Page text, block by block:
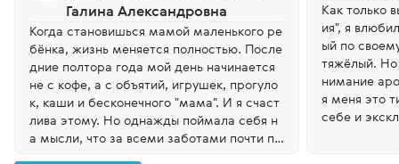
Галина Александровна
Когда становишься мамой маленького ре
бёнка, жизнь меняется полностью. После
дние полтора года мой день начинается
не с кофе, а с объятий, игрушек, прогуло
к, каши и бесконечного "мама". И я счаст
лива этому. Но однажды поймала себя н
а мысли, что за всеми заботами почти пе
Как только
ия", я
ый по своему уникальный, приятный и не
тяжёлый. Но
нимание
я меня это
себе и